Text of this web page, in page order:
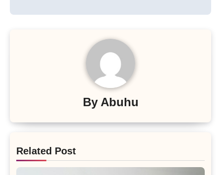
By Abuhu
Related Post